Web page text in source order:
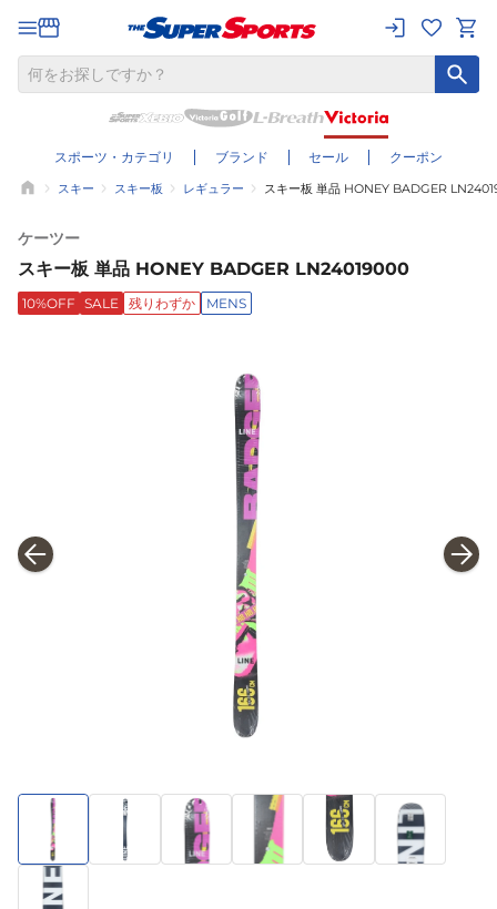
スポーツ・カテゴリ ブランド セール クーポン
スキー スキー板 レギュラー スキー板 単品 HONEY BADGER
ケーツー
スキー板 単品 HONEY BADGER LN24019000
10%OFF SALE 残りわずか MENS